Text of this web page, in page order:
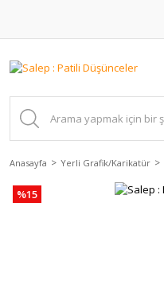
Anasayfa Yerli Grafik/Karikatür
%15